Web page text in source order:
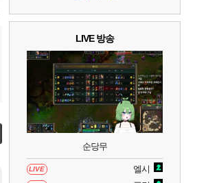
LIVE 방송
순당무
LIVE 엘시